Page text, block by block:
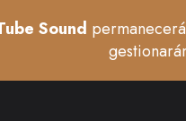
Sound